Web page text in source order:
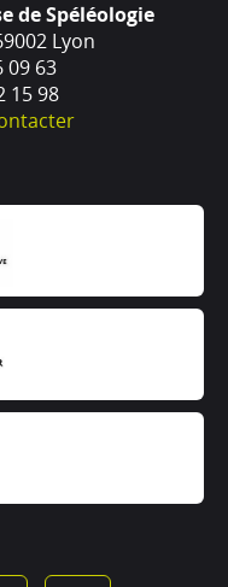
de Spéléologie
Lyon
09 63
15 98